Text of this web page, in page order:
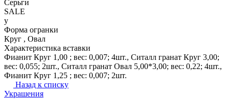
Серьги
SALE
y
Форма огранки
Круг , Овал
Характеристика вставки
Фианит Круг 1,00 ; вес: 0,007; 4шт., Ситалл гранат Круг 3,00;
вес: 0,055; 2шт., Ситалл гранат Овал 5,00*3,00; вес: 0,22; 4шт.,
Фианит Круг 1,25 ; вес: 0,007; 2шт.
Назад к списку
Украшения